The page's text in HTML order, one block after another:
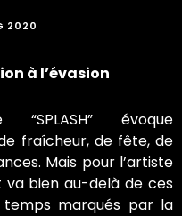
2020
à l’évasion
évoque
fraîcheur, de fête, de
Mais pour l’artiste
bien au-delà de ces
temps marqués par la